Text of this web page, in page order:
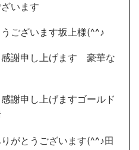
います
ございます坂上様(^^♪
感謝申し上げます 豪華な
謝申し上げますゴールド
がとうございます(^^♪田